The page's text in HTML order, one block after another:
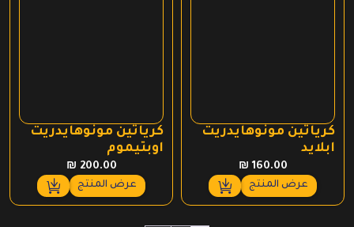
كرياتين مونوهايدريت
ابلايد
₪ 160.00
عرض المنتج
كرياتين مونوهايدريت
اوبتيموم
₪ 200.00
عرض المنتج